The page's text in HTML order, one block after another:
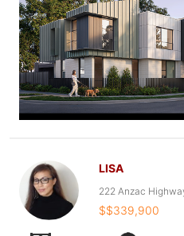
LISA
222 Anzac
$$339,900